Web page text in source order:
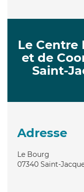
Le Centre
et de
Saint-
Adresse
Le Bourg
07340 Saint-